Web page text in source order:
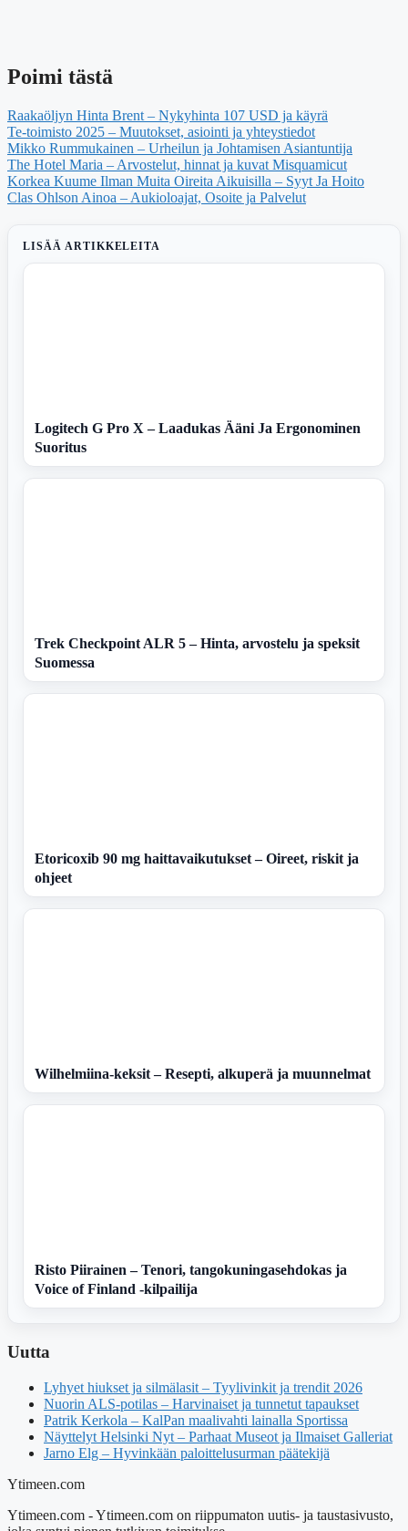
Poimi tästä
Raakaöljyn Hinta Brent – Nykyhinta 107 USD ja käyrä
Te-toimisto 2025 – Muutokset, asiointi ja yhteystiedot
Mikko Rummukainen – Urheilun ja Johtamisen Asiantuntija
The Hotel Maria – Arvostelut, hinnat ja kuvat Misquamicut
Korkea Kuume Ilman Muita Oireita Aikuisilla – Syyt Ja Hoito
Clas Ohlson Ainoa – Aukioloajat, Osoite ja Palvelut
LISÄÄ ARTIKKELEITA
Logitech G Pro X – Laadukas Ääni Ja Ergonominen
Suoritus
Trek Checkpoint ALR 5 – Hinta, arvostelu ja speksit
Suomessa
Etoricoxib 90 mg haittavaikutukset – Oireet, riskit ja
ohjeet
Wilhelmiina-keksit – Resepti, alkuperä ja muunnelmat
Risto Piirainen – Tenori, tangokuningasehdokas ja
Voice of Finland -kilpailija
Uutta
Lyhyet hiukset ja silmälasit – Tyylivinkit ja trendit 2026
Nuorin ALS-potilas – Harvinaiset ja tunnetut tapaukset
Patrik Kerkola – KalPan maalivahti lainalla Sportissa
Näyttelyt Helsinki Nyt – Parhaat Museot ja Ilmaiset Galleriat
Jarno Elg – Hyvinkään paloittelusurman päätekijä
Ytimeen.com
Ytimeen.com - Ytimeen.com on riippumaton uutis- ja taustasivusto,